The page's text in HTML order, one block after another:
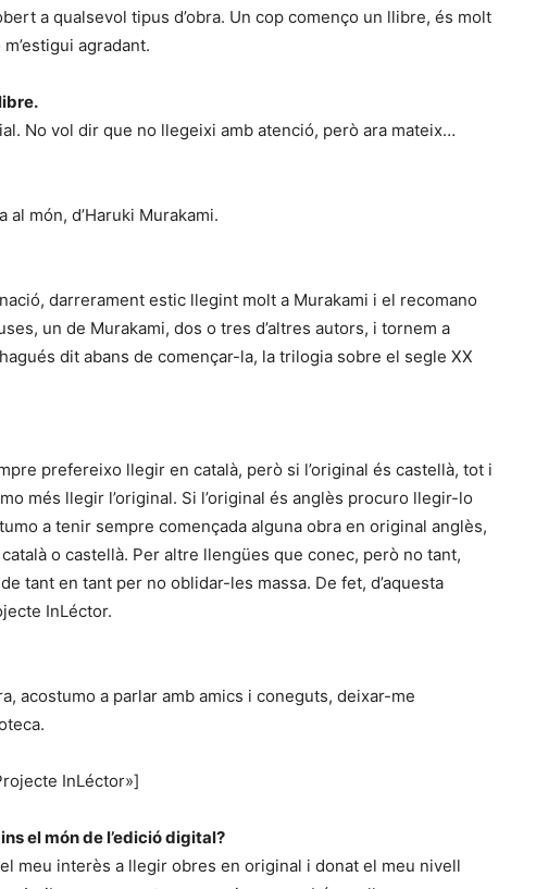
a qualsevol tipus d’obra. Un cop començo un llibre, és molt
agradant.
No vol dir que no llegeixi amb atenció, però ara mateix…
al món, d’Haruki Murakami.
darrerament estic llegint molt a Murakami i el recomano
un de Murakami, dos o tres d’altres autors, i tornem a
dit abans de començar-la, la trilogia sobre el segle XX
prefereixo llegir en català, però si l’original és castellà, tot i
més llegir l’original. Si l’original és anglès procuro llegir-lo
a tenir sempre començada alguna obra en original anglès,
o castellà. Per altre llengües que conec, però no tant,
tant en tant per no oblidar-les massa. De fet, d’aquesta
InLéctor.
acostumo a parlar amb amics i coneguts, deixar-me
InLéctor»]
el món de l’edició digital?
meu interès a llegir obres en original i donat el meu nivell